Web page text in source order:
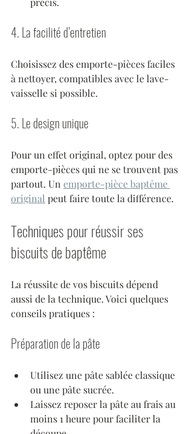
4. La facilité d’entretien
Choisissez des emporte-pièces faciles
à nettoyer, compatibles avec le lave-
vaisselle si possible.
5. Le design unique
Pour un effet original, optez pour des
emporte-pièces qui ne se trouvent pas
partout. Un emporte-pièce baptême
original peut faire toute la différence.
Techniques pour réussir ses
biscuits de baptême
La réussite de vos biscuits dépend
aussi de la technique. Voici quelques
conseils pratiques :
Préparation de la pâte
Utilisez une pâte sablée classique
ou une pâte sucrée.
Laissez reposer la pâte au frais au
moins 1 heure pour faciliter la